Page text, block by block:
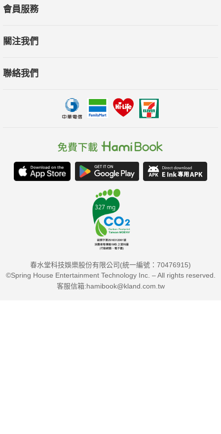
按摩專家，
L.M.T.）兩項專業身分。
唐娜在這本經典著作中，提供了治療慢性疼痛和預防肌肉受
她首先說明如何辨認9大區域的肌肉緊繃，包括：
2.頸部及上背部
4.手肘、手臂及手部
6.下背部、臀部、髖部及大腿
全書以詳細的透視解剖圖解，清晰呈現68條肌筋膜中的激痛
點位置，
會員服務
關注我們
聯絡我們
春水堂科技娛樂股份有限公司(統一編號：70476915)
©Spring House Entertainment Technology Inc. – All rights reserved.
客服信箱:hamibook@kland.com.tw